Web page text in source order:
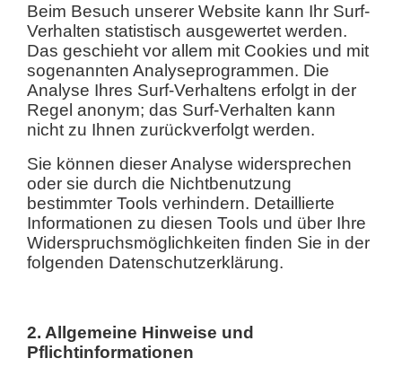
Beim Besuch unserer Website kann Ihr Surf-
Verhalten statistisch ausgewertet werden.
Das geschieht vor allem mit Cookies und mit
sogenannten Analyseprogrammen. Die
Analyse Ihres Surf-Verhaltens erfolgt in der
Regel anonym; das Surf-Verhalten kann
nicht zu Ihnen zurückverfolgt werden.
Sie können dieser Analyse widersprechen
oder sie durch die Nichtbenutzung
bestimmter Tools verhindern. Detaillierte
Informationen zu diesen Tools und über Ihre
Widerspruchsmöglichkeiten finden Sie in der
folgenden Datenschutzerklärung.
2. Allgemeine Hinweise und
Pflichtinformationen